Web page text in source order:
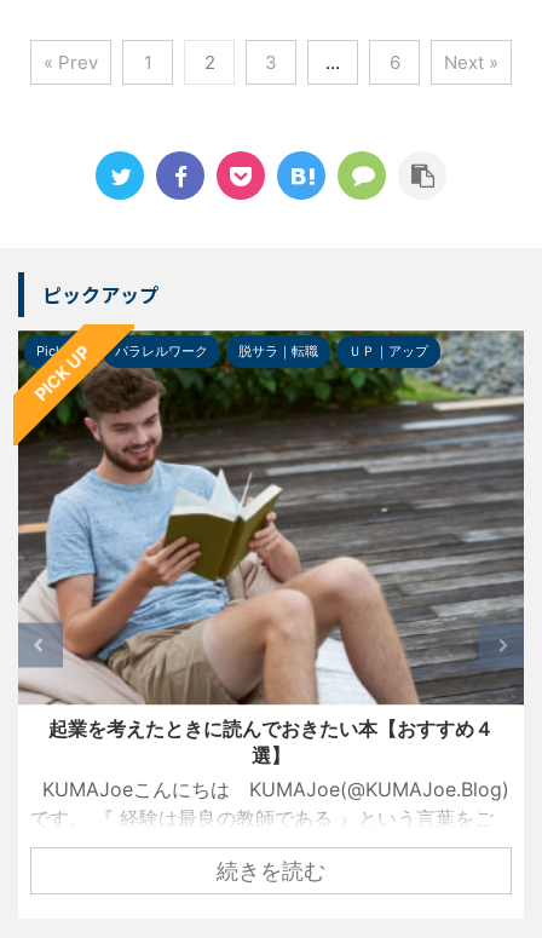
« Prev 1 2 3 … 6 Next »
ピックアップ
PICK UP
ワーク 脱サラ｜転職 ＵＰ｜アップ
ときに読んでおきたい本【おすすめ４
にちは KUMAJoe(@KUMAJoe.Blog)
最良の教師である 』という言葉をご
？ 名経営者として大きな成功を手にし
ちも、ずっと順風満帆な人生を送って
Pick-up ガジェッ
【レビュー】
KUMAJoeこん
す。 SONYか
（LSPX-S2）